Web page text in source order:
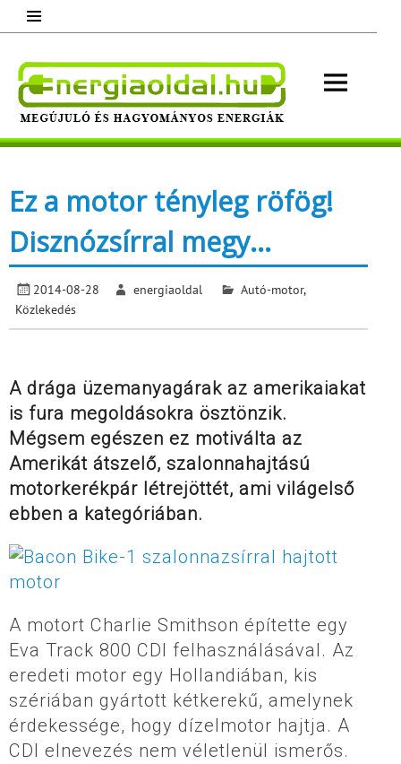
content
Megújuló és hagyományos energiák.
Ez a motor tényleg röfög!
Disznózsírral megy…
2014-08-28 energiaoldal Autó-motor,
Közlekedés
A drága üzemanyagárak az amerikaiakat
is fura megoldásokra ösztönzik.
Mégsem egészen ez motiválta az
Amerikát átszelő, szalonnahajtású
motorkerékpár létrejöttét, ami világelső
ebben a kategóriában.
A motort Charlie Smithson építette egy
Eva Track 800 CDI felhasználásával. Az
eredeti motor egy Hollandiában, kis
szériában gyártott kétkerekű, amelynek
érdekessége, hogy dízelmotor hajtja. A
CDI elnevezés nem véletlenül ismerős.